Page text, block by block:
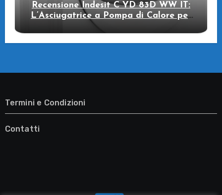
Recensione Indesit C YD 83D WW IT:
L’Asciugatrice a Pompa di Calore per
il Tuo Benessere
Termini e Condizioni
Contatti